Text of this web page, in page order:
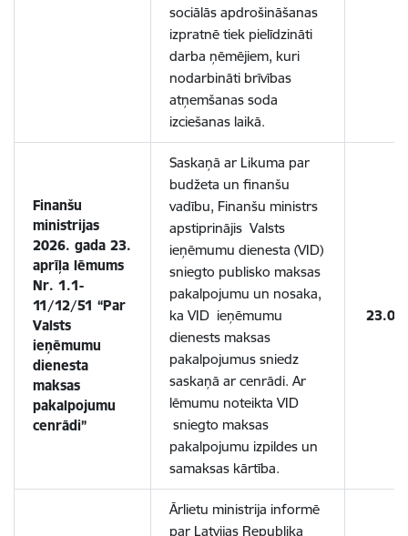
sociālās apdrošināšanas
izpratnē tiek pielīdzināti
darba ņēmējiem, kuri
nodarbināti brīvības
atņemšanas soda
izciešanas laikā.
Finanšu
ministrijas
2026. gada 23.
aprīļa lēmums
Nr. 1.1-
11/12/51 “Par
Valsts
ieņēmumu
dienesta
maksas
pakalpojumu
cenrādi”
Saskaņā ar Likuma par
budžeta un finanšu
vadību, Finanšu ministrs
apstiprinājis Valsts
ieņēmumu dienesta (VID)
sniegto publisko maksas
pakalpojumu un nosaka,
ka VID ieņēmumu
dienests maksas
pakalpojumus sniedz
saskaņā ar cenrādi. Ar
lēmumu noteikta VID
sniegto maksas
pakalpojumu izpildes un
samaksas kārtība.
Ārlietu ministrija informē
par Latvijas Republika